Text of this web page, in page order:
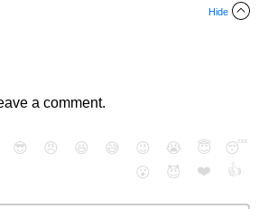
Hide
a comment.
😎 😠 😆 😅 😉 😭 😇
😴
😮
😈 ❤️ 👍